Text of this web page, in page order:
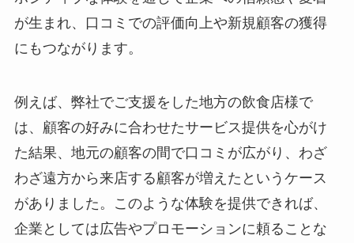
が生まれ、口コミでの評価向上や新規顧客の獲得
にもつながります。
例えば、弊社でご支援をした地方の飲食店様で
は、顧客の好みに合わせたサービス提供を心がけ
た結果、地元の顧客の間で口コミが広がり、わざ
わざ遠方から来店する顧客が増えたというケース
がありました。このような体験を提供できれば、
企業としては広告やプロモーションに頼ることな